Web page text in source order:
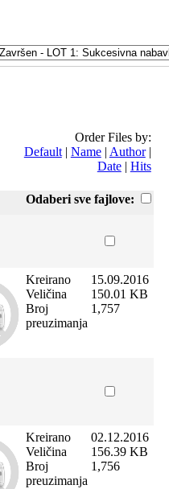
Order Files by:
Default| Name| Author|
Date| Hits
Odaberi sve fajlove:
Kreirano
Veličina
Broj
preuzimanja
15.09.2016
150.01 KB
1,757
Kreirano
Veličina
Broj
preuzimanja
02.12.2016
156.39 KB
1,756